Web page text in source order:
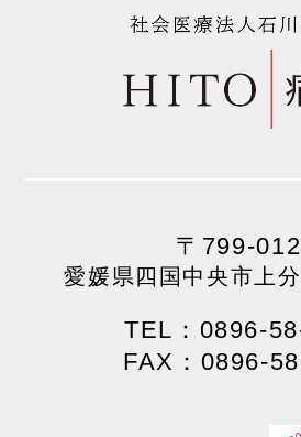
〒799-
愛媛県四国中央市上
TEL：0896-
FAX：0896-